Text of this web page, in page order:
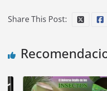
Share This Post: